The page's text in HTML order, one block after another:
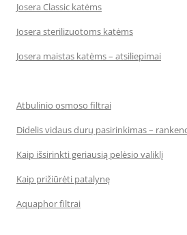
Josera Classic katėms
Josera sterilizuotoms katėms
Josera maistas katėms – atsiliepimai
Atbulinio osmoso filtrai
Didelis vidaus durų pasirinkimas –
Kaip išsirinkti geriausią pelėsio valiklį
Kaip prižiūrėti patalynę
Aquaphor filtrai